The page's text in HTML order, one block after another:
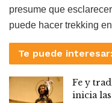
presume que
puede hacer trekking
Te puede interesar:
Fe y
inicia